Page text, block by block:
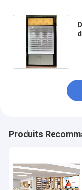
Produits